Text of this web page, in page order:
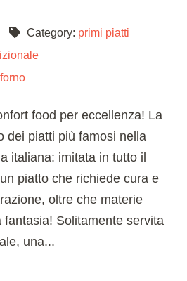
Category: primi piatti
food per eccellenza! La
dei piatti più famosi nella
italiana: imitata in tutto il
piatto che richiede cura e
oltre che materie
Solitamente servita
una...